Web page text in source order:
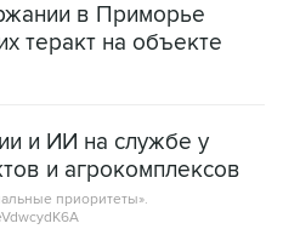
в Приморье
теракт на объекте
и ИИ на службе у
и агрокомплексов
приоритеты».